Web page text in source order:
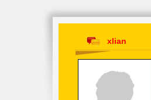
xlian